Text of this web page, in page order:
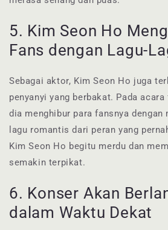
5. Kim Seon Ho
Fans dengan Lagu-
Sebagai aktor, Kim Seon Ho juga
penyanyi yang berbakat. Pada
dia menghibur para fansnya dengan
lagu romantis dari peran yang
Kim Seon Ho begitu merdu dan
semakin terpikat.
6. Konser Akan
dalam Waktu Dekat